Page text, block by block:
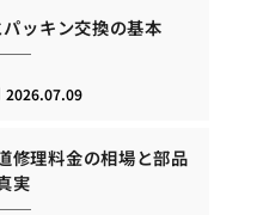
ッキン交換の基本
2026.07.09
修理料金の相場と部品
実